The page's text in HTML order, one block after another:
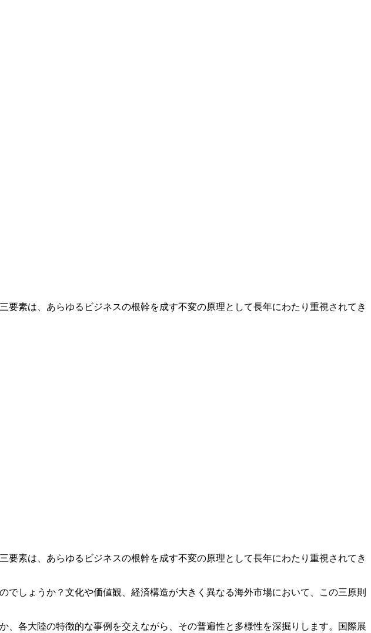
素は、あらゆるビジネスの根幹を成す不変の原理として長年にわたり重視されてき
素は、あらゆるビジネスの根幹を成す不変の原理として長年にわたり重視されてき
しょうか？文化や価値観、経済構造が大きく異なる海外市場において、この三原則
各大陸の特徴的な事例を交えながら、その普遍性と多様性を深掘りします。国際展